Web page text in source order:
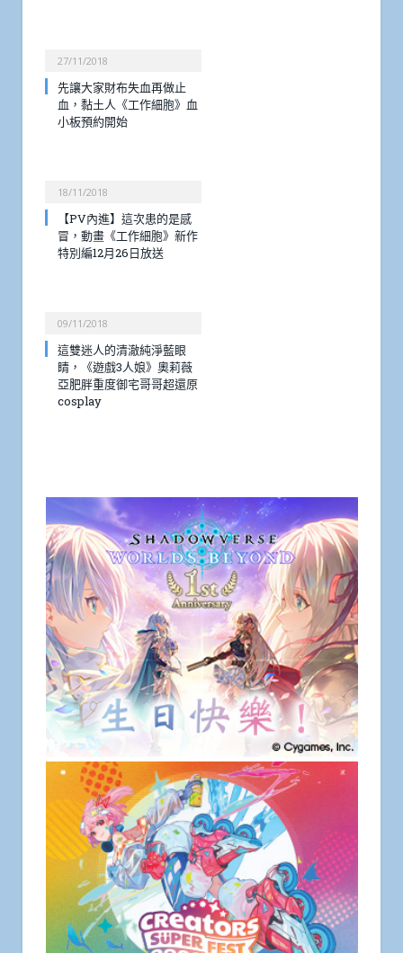
27/11/2018
先讓大家財布失血再做止
血，黏土人《工作細胞》血
小板預約開始
18/11/2018
【PV內進】這次患的是感
冒，動畫《工作細胞》新作
特別編12月26日放送
09/11/2018
這雙迷人的清澈純淨藍眼
睛，《遊戲3人娘》奧莉薇
亞肥胖重度御宅哥哥超還原
cosplay